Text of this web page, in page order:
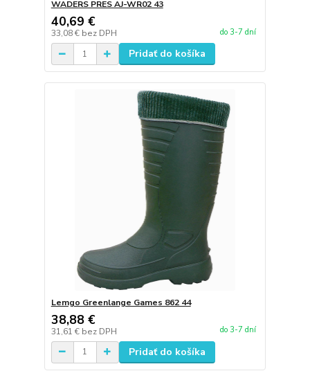
WADERS PRES AJ-WR02 43
40,69 €
33,08 € bez DPH do 3-7 dní
Pridať do košíka
Lemgo Greenlange Games 862 44
38,88 €
31,61 € bez DPH do 3-7 dní
Pridať do košíka